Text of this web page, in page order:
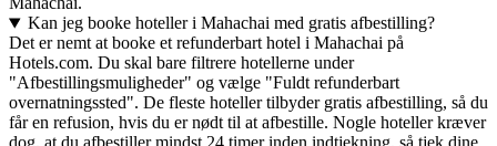
Kan jeg booke hoteller i Mahachai med gratis afbestilling?
Det er nemt at booke et refunderbart hotel i Mahachai på
Hotels.com. Du skal bare filtrere hotellerne under
"Afbestillingsmuligheder" og vælge "Fuldt refunderbart
overnatningssted". De fleste hoteller tilbyder gratis afbestilling, så du
får en refusion, hvis du er nødt til at afbestille. Nogle hoteller kræver